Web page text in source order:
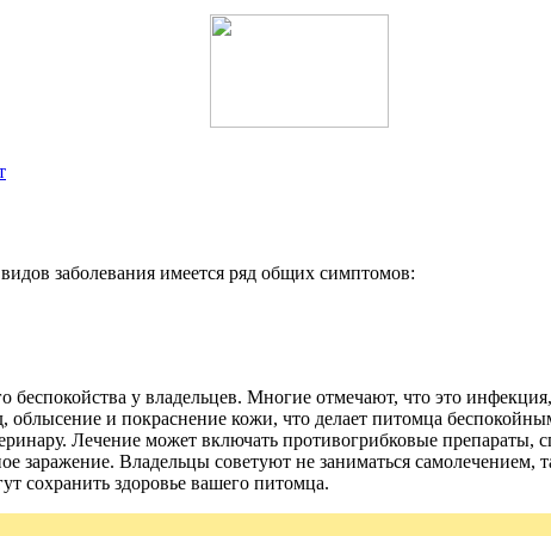
заболевания имеется ряд общих симптомов:
у владельцев. Многие отмечают, что это
и покраснение кожи, что делает питомца
Лечение может включать противогрибковые
заражение. Владельцы советуют не заниматься
сохранить здоровье вашего питомца.